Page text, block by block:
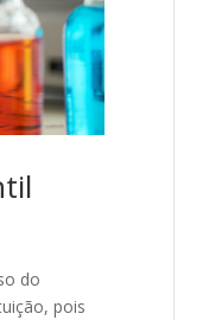
do
pois